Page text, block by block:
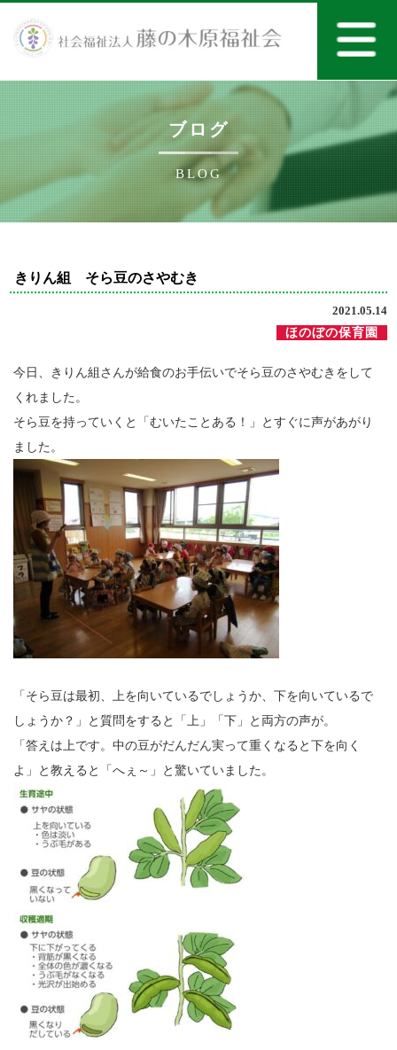
ブログ
BLOG
きりん組 そら豆のさやむき
2021.05.14
ほのぼの保育園
今日、きりん組さんが給食のお手伝いでそら豆のさやむきをして
くれました。
そら豆を持っていくと「むいたことある！」とすぐに声があがり
ました。
「そら豆は最初、上を向いているでしょうか、下を向いているで
しょうか？」と質問をすると「上」「下」と両方の声が。
「答えは上です。中の豆がだんだん実って重くなると下を向く
よ」と教えると「へぇ～」と驚いていました。